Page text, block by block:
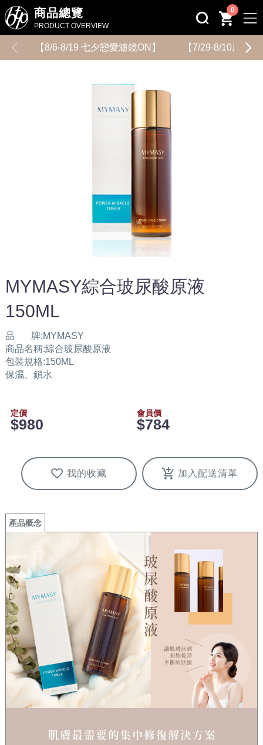
商品總覽
PRODUCT OVERVIEW
0
【8/6-8/19 七夕戀愛濾鏡ON】 【7/29-8/10用健
MYMASY綜合玻尿酸原液
150ML
品 牌:MYMASY
商品名稱:綜合玻尿酸原液
包裝規格:150ML
保濕、鎖水
定價
$980
會員價
$784
我的收藏 加入配送清單
產品概念